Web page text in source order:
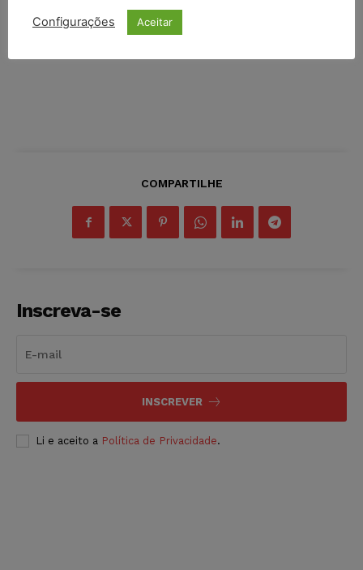
COMPARTILHE
Inscreva-se
INSCREVER
Li e aceito a Política de Privacidade.
Configurações Aceitar